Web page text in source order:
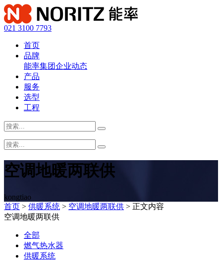
021 3100 7793
首页
品牌
能率集团企业动态
产品
服务
选型
工程
空调地暖两联供
kongtiao
首页 > 供暖系统 > 空调地暖两联供 > 正文内容
空调地暖两联供
全部
燃气热水器
供暖系统